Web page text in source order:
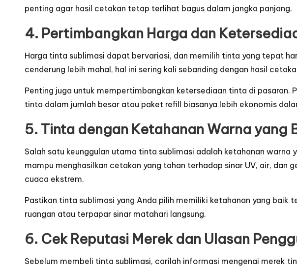
penting agar hasil cetakan tetap terlihat bagus dalam jangka panjang.
4. Pertimbangkan Harga dan
Harga tinta sublimasi dapat bervariasi, dan memilih tinta yang tepat
cenderung lebih mahal, hal ini sering kali sebanding dengan hasil
Penting juga untuk mempertimbangkan ketersediaan tinta di pasaran.
tinta dalam jumlah besar atau paket refill biasanya lebih ekonomis
5. Tinta dengan Ketahanan Warna yang
Salah satu keunggulan utama tinta sublimasi adalah ketahanan
mampu menghasilkan cetakan yang tahan terhadap sinar UV, air,
cuaca ekstrem.
Pastikan tinta sublimasi yang Anda pilih memiliki ketahanan yang
ruangan atau terpapar sinar matahari langsung.
6. Cek Reputasi Merek dan Ulasan
Sebelum membeli tinta sublimasi, carilah informasi mengenai merek